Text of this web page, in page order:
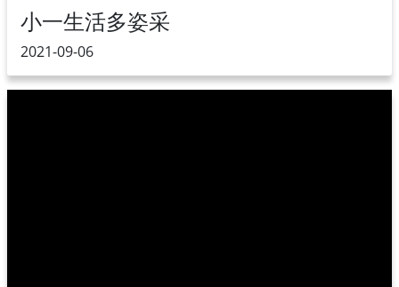
小一生活多姿采
2021-09-06